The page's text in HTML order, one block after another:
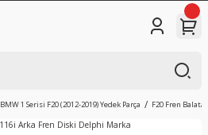
BMW 1 Serisi F20 (2012-2019) Yedek Parça F20 Fren